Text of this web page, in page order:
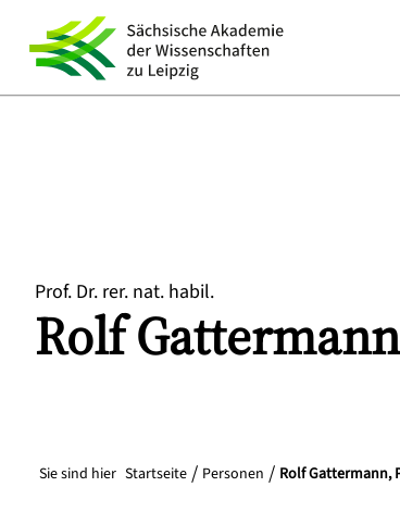
Prof. Dr. rer. nat. habil.
RolfGattermann
Sie sind hier Startseite Personen Rolf Gattermann,